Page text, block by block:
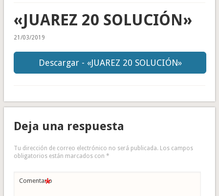
«JUAREZ 20 SOLUCIÓN»
21/03/2019
Descargar - «JUAREZ 20 SOLUCIÓN»
Deja una respuesta
Tu dirección de correo electrónico no será publicada. Los campos
obligatorios están marcados con *
Comentario
*